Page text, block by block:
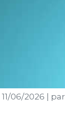
11/06/2026 par